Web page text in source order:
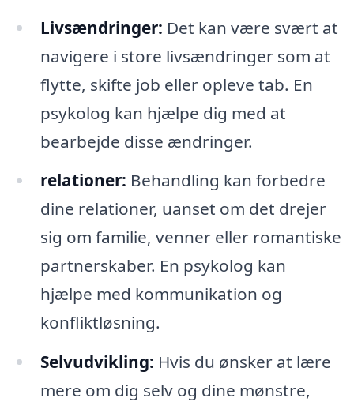
Livsændringer: Det kan være svært at
navigere i store livsændringer som at
flytte, skifte job eller opleve tab. En
psykolog kan hjælpe dig med at
bearbejde disse ændringer.
relationer: Behandling kan forbedre
dine relationer, uanset om det drejer
sig om familie, venner eller romantiske
partnerskaber. En psykolog kan
hjælpe med kommunikation og
konfliktløsning.
Selvudvikling: Hvis du ønsker at lære
mere om dig selv og dine mønstre,